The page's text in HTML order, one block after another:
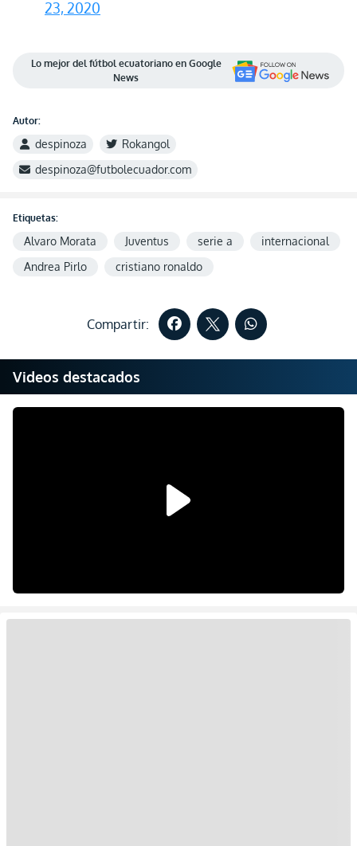
23, 2020
Lo mejor del fútbol ecuatoriano en Google
News
Autor:
despinoza
Rokangol
despinoza@futbolecuador.com
Etiquetas:
Alvaro Morata Juventus serie a
internacional
Andrea Pirlo
cristiano ronaldo
Compartir:
Videos destacados